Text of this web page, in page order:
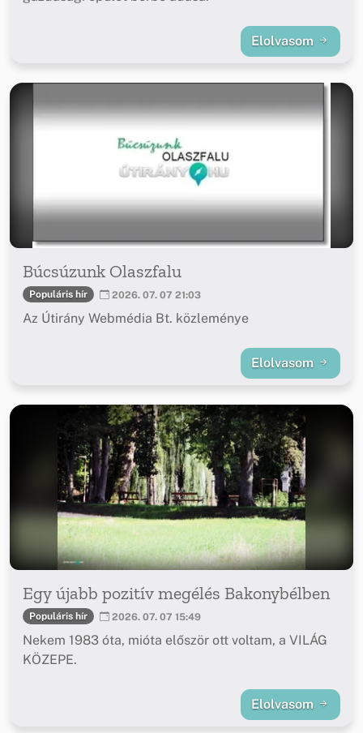
Elolvasom
Búcsúzunk Olaszfalu
Populáris hír 2026. 07. 07 21:03
Az Útirány Webmédia Bt. közleménye
Elolvasom
Egy újabb pozitív megélés Bakonybélben
Populáris hír 2026. 07. 07 15:49
Nekem 1983 óta, mióta először ott voltam, a VILÁG
KÖZEPE.
Elolvasom